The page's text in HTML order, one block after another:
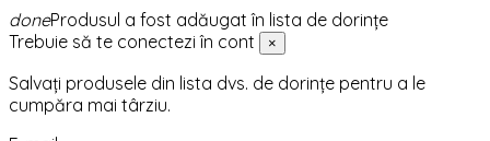
doneProdusul a fost adăugat în lista de dorințe
Trebuie să te conectezi în cont
×
Salvați produsele din lista dvs. de dorințe pentru a le
cumpăra mai târziu.